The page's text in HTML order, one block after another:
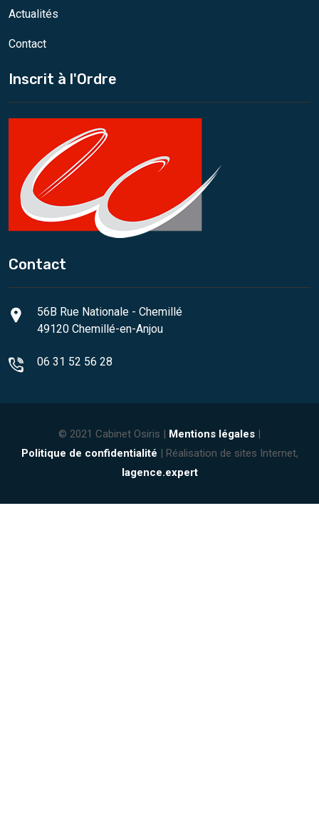
Actualités
Contact
Inscrit à l'Ordre
Contact
56B Rue Nationale - Chemillé
49120 Chemillé-en-Anjou
06 31 52 56 28
© 2021 Cabinet Osiris | Mentions légales |
Politique de confidentialité | Réalisation de sites Internet,
lagence.expert